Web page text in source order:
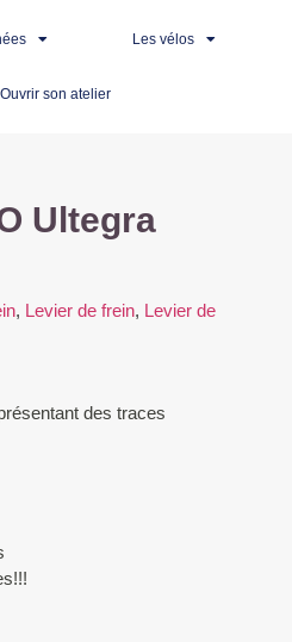
Les vélos
Ouvrir son atelier
Ultegra
, Levier de frein, Levier de
des traces